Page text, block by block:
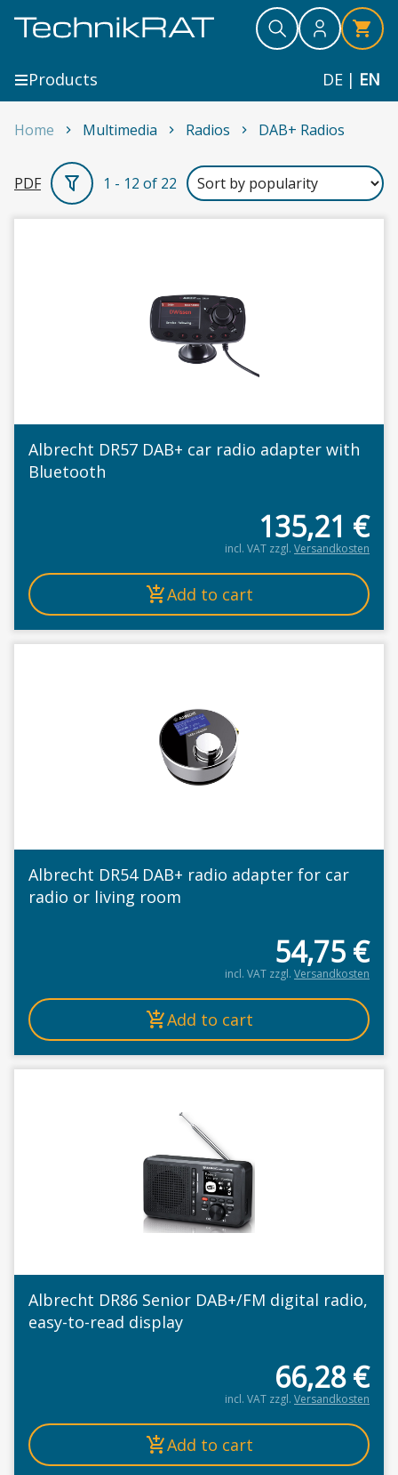
Search
Search
Search
DE | EN
Products
Home Multimedia Radios DAB+ Radios
DAB+ Radios
PDF 1 - 12 of 22
Albrecht DR57 DAB+ car radio adapter with
Bluetooth
135,21 €
incl. VAT zzgl. Versandkosten
Add to cart
Albrecht DR54 DAB+ radio adapter for car
radio or living room
54,75 €
incl. VAT zzgl. Versandkosten
Add to cart
Albrecht DR86 Senior DAB+/FM digital radio,
easy-to-read display
66,28€
incl. VAT zzgl. Versandkosten
Add to cart